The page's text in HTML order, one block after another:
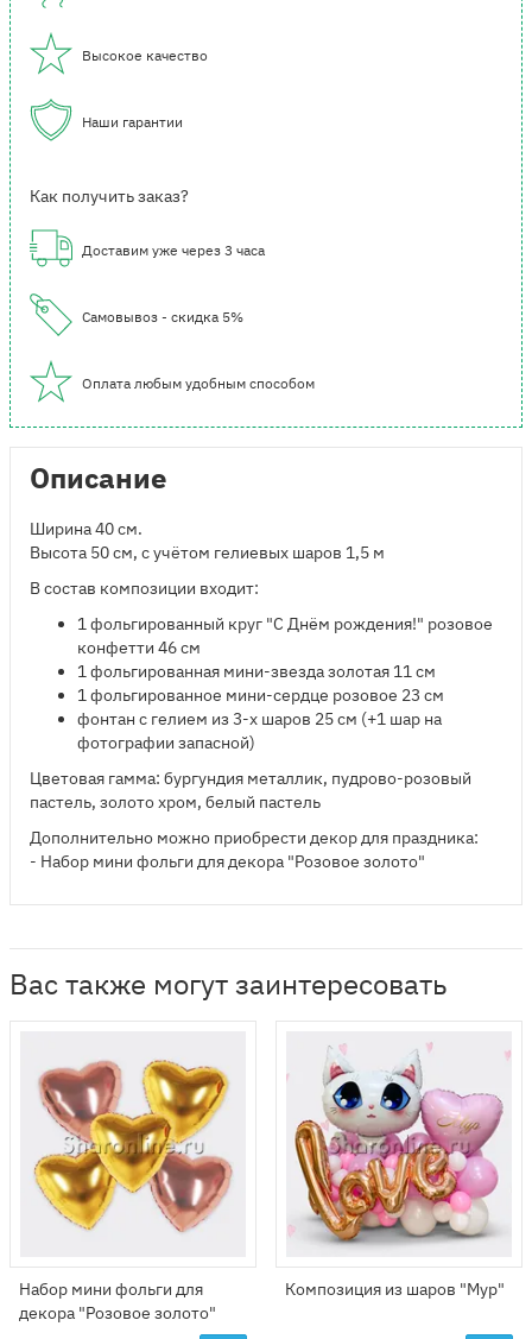
Высокое качество
Наши гарантии
Как получить заказ?
Доставим уже через 3 часа
Самовывоз - скидка 5%
Оплата любым удобным способом
Описание
Ширина 40 см.
Высота 50 см, с учётом гелиевых шаров 1,5 м
В состав композиции входит:
1 фольгированный круг "С Днём рождения!" розовое
конфетти 46 см
1 фольгированная мини-звезда золотая 11 см
1 фольгированное мини-сердце розовое 23 см
фонтан с гелием из 3-х шаров 25 см (+1 шар на
фотографии запасной)
Цветовая гамма: бургундия металлик, пудрово-розовый
пастель, золото хром, белый пастель
Дополнительно можно приобрести декор для праздника:
- Набор мини фольги для декора "Розовое золото"
Вас также могут заинтересовать
Набор мини фольги для
декора "Розовое золото"
Композиция из шаров "Мур"